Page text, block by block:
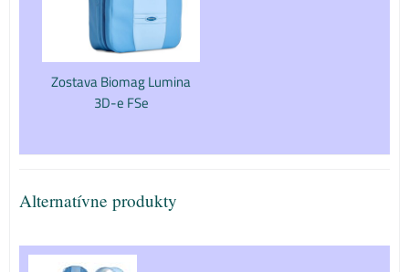
Zostava Biomag Lumina
3D-e FSe
Alternatívne produkty